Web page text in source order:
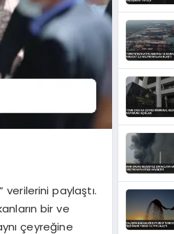
verilerini paylaştı.
bir ve
çeyreğine